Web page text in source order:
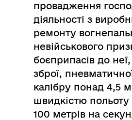
провадження
діяльності з
ремонту
невійськового
боєприпасів до
зброї,
калібру понад 4,5
швидкістю польоту
100 метрів на